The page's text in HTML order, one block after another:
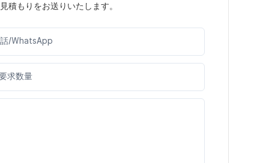
積もりをお送りいたします。
/WhatsApp
求数量